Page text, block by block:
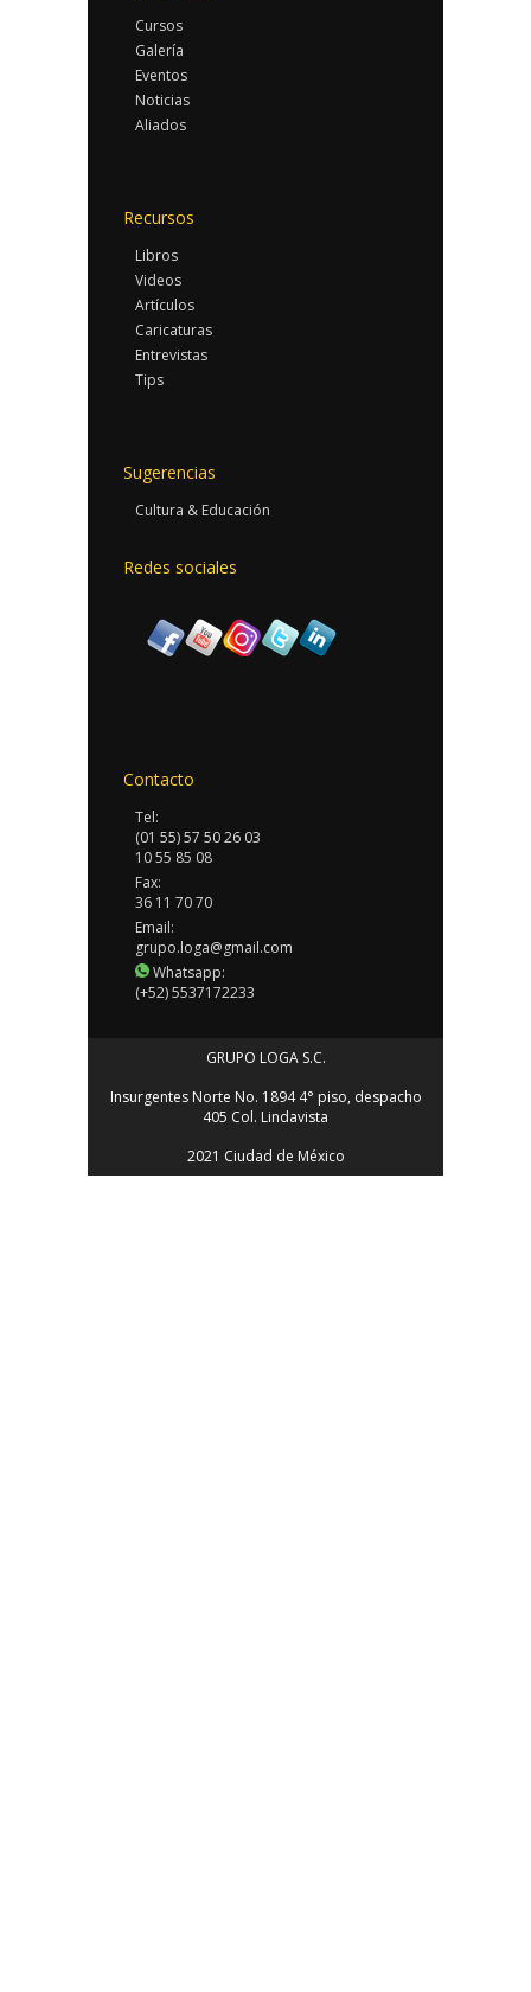
Cursos
Galería
Eventos
Noticias
Aliados
Recursos
Libros
Videos
Artículos
Caricaturas
Entrevistas
Tips
Sugerencias
Cultura & Educación
Redes sociales
Contacto
Tel:
(01 55) 57 50 26 03
10 55 85 08
Fax:
36 11 70 70
Email:
grupo.loga@gmail.com
Whatsapp:
(+52) 5537172233
GRUPO LOGA S.C.
Insurgentes Norte No. 1894 4° piso, despacho
405 Col. Lindavista
2021 Ciudad de México